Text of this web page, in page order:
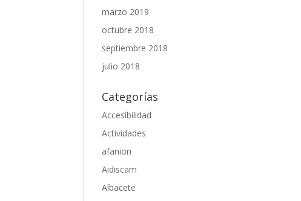
marzo 2019
octubre 2018
septiembre 2018
julio 2018
Categorías
Accesibilidad
Actividades
afanion
Aidiscam
Albacete